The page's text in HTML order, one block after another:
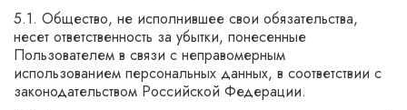
5.1. Общество, не исполнившее свои обязательства,
несет ответственность за убытки, понесенные
Пользователем в связи с неправомерным
использованием персональных данных, в соответствии с
законодательством Российской Федерации.